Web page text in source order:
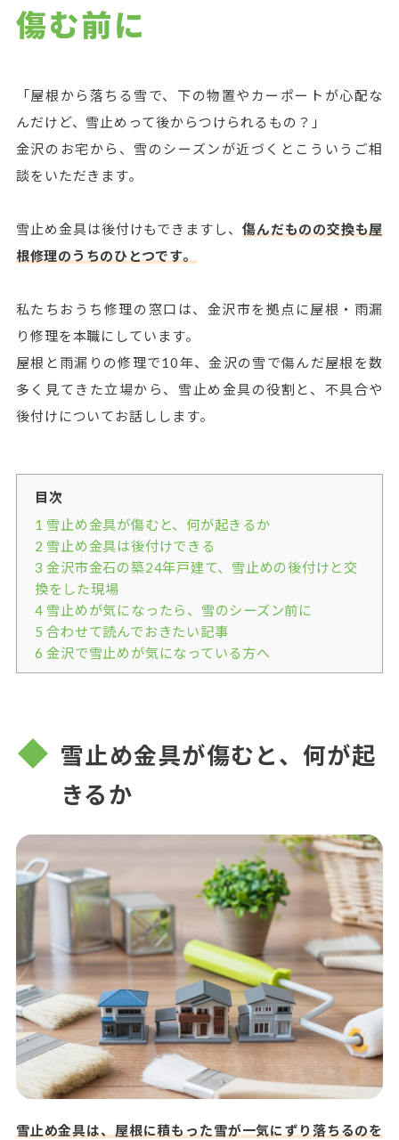
傷む前に
「屋根から落ちる雪で、下の物置やカーポートが心配な
んだけど、雪止めって後からつけられるもの？」
金沢のお宅から、雪のシーズンが近づくとこういうご相
談をいただきます。
雪止め金具は後付けもできますし、傷んだものの交換も屋
根修理のうちのひとつです。
私たちおうち修理の窓口は、金沢市を拠点に屋根・雨漏
り修理を本職にしています。
屋根と雨漏りの修理で10年、金沢の雪で傷んだ屋根を数
多く見てきた立場から、雪止め金具の役割と、不具合や
後付けについてお話しします。
目次
1 雪止め金具が傷むと、何が起きるか
2 雪止め金具は後付けできる
3 金沢市金石の築24年戸建て、雪止めの後付けと交
換をした現場
4 雪止めが気になったら、雪のシーズン前に
5 合わせて読んでおきたい記事
6 金沢で雪止めが気になっている方へ
雪止め金具が傷むと、何が起
きるか
雪止め金具は、屋根に積もった雪が一気にずり落ちるのを